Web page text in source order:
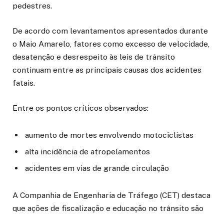
pedestres.
De acordo com levantamentos apresentados durante
o Maio Amarelo, fatores como excesso de velocidade,
desatenção e desrespeito às leis de trânsito
continuam entre as principais causas dos acidentes
fatais.
Entre os pontos críticos observados:
aumento de mortes envolvendo motociclistas
alta incidência de atropelamentos
acidentes em vias de grande circulação
A Companhia de Engenharia de Tráfego (CET) destaca
que ações de fiscalização e educação no trânsito são